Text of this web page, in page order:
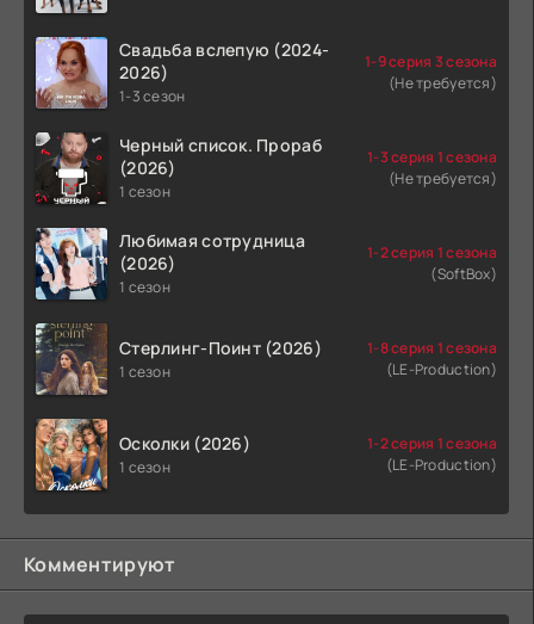
Свадьба вслепую (2024-
2026)
1-3 сезон
1-9 серия 3 сезона
(Не требуется)
Черный список. Прораб
(2026)
1 сезон
1-3 серия 1 сезона
(Не требуется)
Любимая сотрудница
(2026)
1 сезон
1-2 серия 1 сезона
(SoftBox)
Стерлинг-Поинт (2026)
1 сезон
1-8 серия 1 сезона
(LE-Production)
Осколки (2026)
1 сезон
1-2 серия 1 сезона
(LE-Production)
Комментируют